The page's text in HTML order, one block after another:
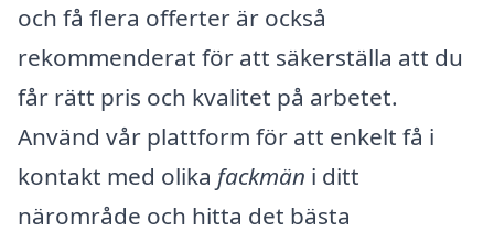
och få flera offerter är också
rekommenderat för att säkerställa att du
får rätt pris och kvalitet på arbetet.
Använd vår plattform för att enkelt få i
kontakt med olika fackmän i ditt
närområde och hitta det bästa